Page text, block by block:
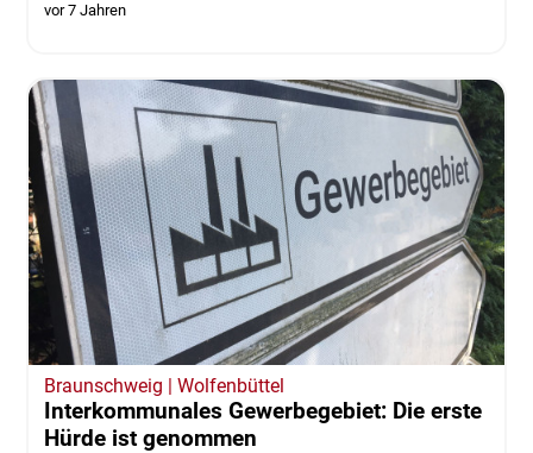
vor 7 Jahren
Braunschweig | Wolfenbüttel
Interkommunales Gewerbegebiet: Die erste
Hürde ist genommen